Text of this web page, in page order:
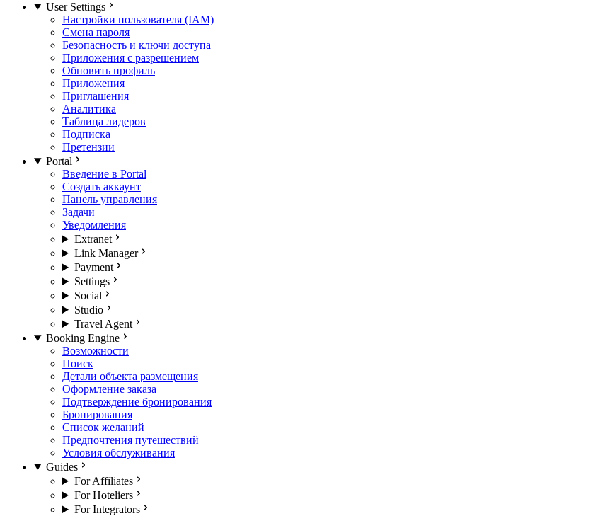
User Settings
Настройки пользователя (IAM)
Смена пароля
Безопасность и ключи доступа
Приложения с разрешением
Обновить профиль
Приложения
Приглашения
Аналитика
Таблица лидеров
Подписка
Претензии
Portal
Введение в Portal
Создать аккаунт
Панель управления
Задачи
Уведомления
Extranet
Link Manager
Payment
Settings
Social
Studio
Travel Agent
Booking Engine
Возможности
Поиск
Детали объекта размещения
Оформление заказа
Подтверждение бронирования
Бронирования
Список желаний
Предпочтения путешествий
Условия обслуживания
Guides
For Affiliates
For Hoteliers
For Integrators